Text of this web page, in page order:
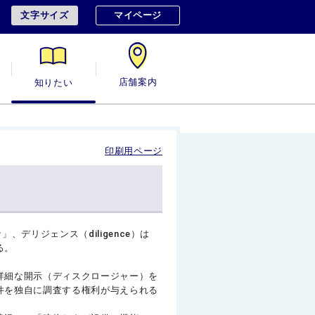
文字サイズ マイページ
知りたい 店舗案内
印刷用ページ
、デリジェンス（diligence）は
細な開示（ディスクロージャー）を
独自に調査する権利が与えられる